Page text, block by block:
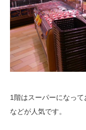
1階はスーパーになっ
などが人気です。